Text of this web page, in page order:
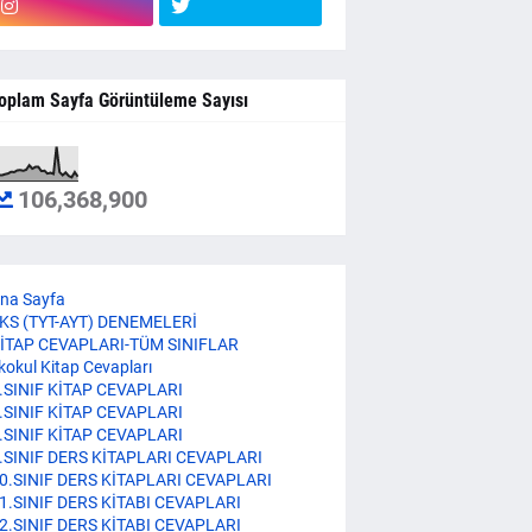
Sayfa Görüntüleme Sayısı
106,368,900
Sayfa
(TYT-AYT) DENEMELERİ
CEVAPLARI-TÜM SINIFLAR
Kitap Cevapları
KİTAP CEVAPLARI
KİTAP CEVAPLARI
KİTAP CEVAPLARI
DERS KİTAPLARI CEVAPLARI
DERS KİTAPLARI CEVAPLARI
DERS KİTABI CEVAPLARI
DERS KİTABI CEVAPLARI